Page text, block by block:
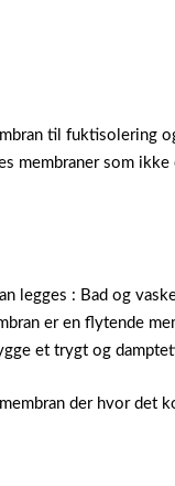
til fuktisolering
membraner som
legges : Bad og
er en flytende
et trygt og
der hvor det